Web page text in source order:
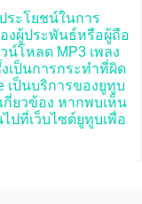
ระโยชน์ในการ
งผู้ประพันธ์หรือผู้ถือ
น์โหลด MP3 เพลง
เป็นการกระทำที่ผิด
เป็นบริการของยูทูบ
กี่ยวข้อง หากพบเห็น
ปที่เว็บไซต์ยูทูบเพื่อ